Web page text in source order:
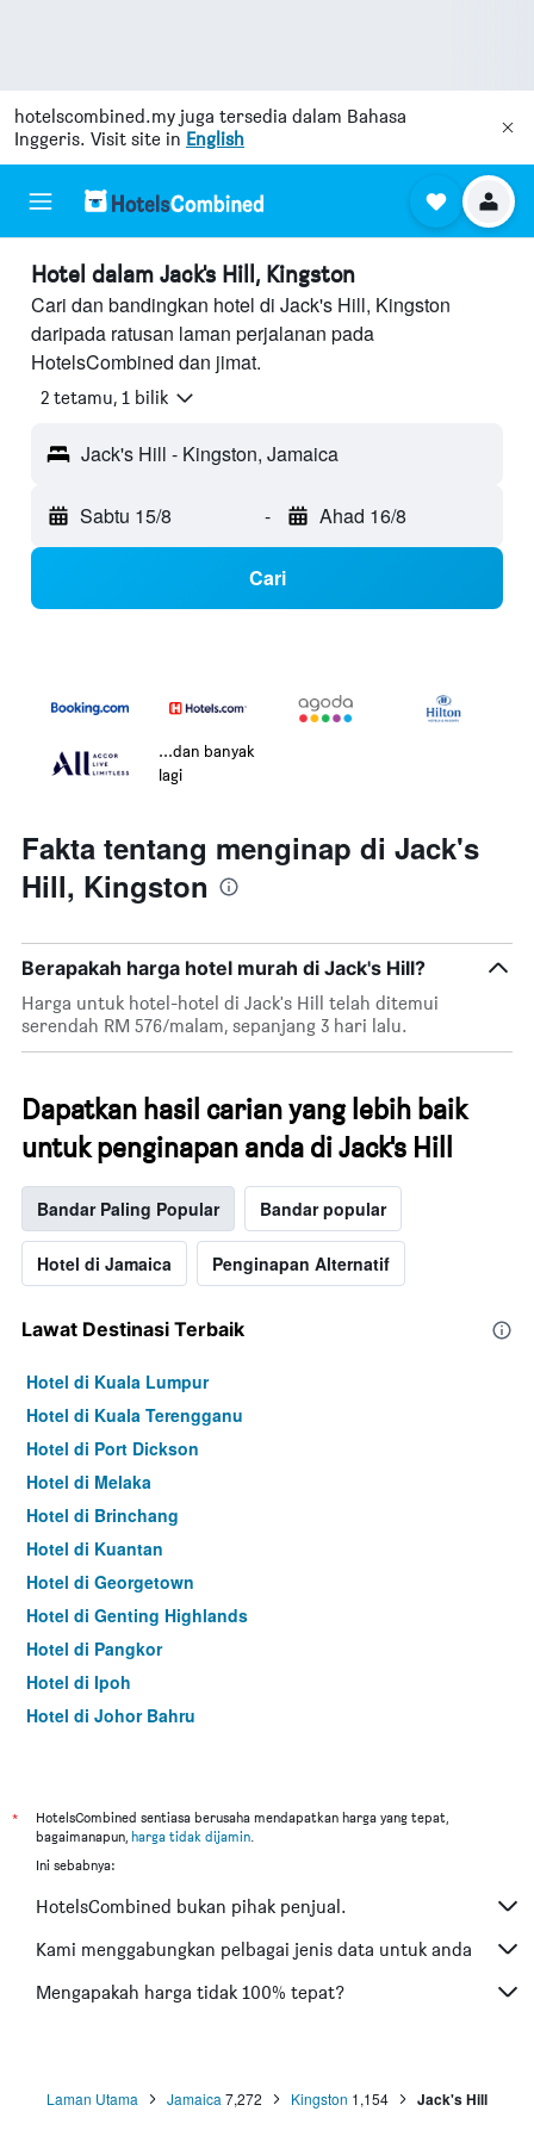
hotelscombined.my juga tersedia dalam Bahasa
Inggeris. Visit site in English
Hotel dalam Jack's Hill, Kingston
Cari dan bandingkan hotel di Jack's Hill, Kingston
daripada ratusan laman perjalanan pada
HotelsCombined dan jimat.
2 tetamu, 1 bilik
Jack's Hill - Kingston, Jamaica
Sabtu 15/8 - Ahad 16/8
Cari
...dan banyak
lagi
Fakta tentang menginap di Jack's
Hill, Kingston
Berapakah harga hotel murah di Jack's Hill?
Harga untuk hotel-hotel di Jack's Hill telah ditemui
serendah RM 576/malam, sepanjang 3 hari lalu.
Dapatkan hasil carian yang lebih baik
untuk penginapan anda di Jack's Hill
Bandar Paling Popular Bandar popular
Hotel di Jamaica Penginapan Alternatif
Lawat Destinasi Terbaik
Hotel di Kuala Lumpur
Hotel di Kuala Terengganu
Hotel di Port Dickson
Hotel di Melaka
Hotel di Brinchang
Hotel di Kuantan
Hotel di Georgetown
Hotel di Genting Highlands
Hotel di Pangkor
Hotel di Ipoh
Hotel di Johor Bahru
Hotel di Kuching
Hotel di Tokyo
Hotel di Bangkok
Hotel di Putrajaya
Hotel di Shah Alam
*
HotelsCombined sentiasa berusaha mendapatkan harga yang tepat,
bagaimanapun, harga tidak dijamin.
Ini sebabnya:
HotelsCombined bukan pihak penjual.
Kami menggabungkan pelbagai jenis data untuk anda
Mengapakah harga tidak 100% tepat?
Laman Utama Jamaica 7,272 Kingston 1,154 Jack's Hill